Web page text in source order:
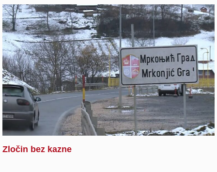
Zločin bez kazne